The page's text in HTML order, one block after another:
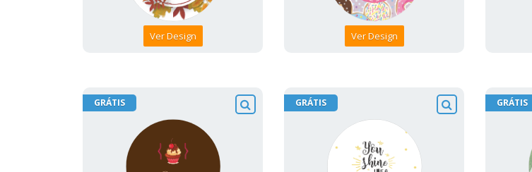
Ver Design Ver Design
GRÁTIS GRÁTIS GRÁTIS